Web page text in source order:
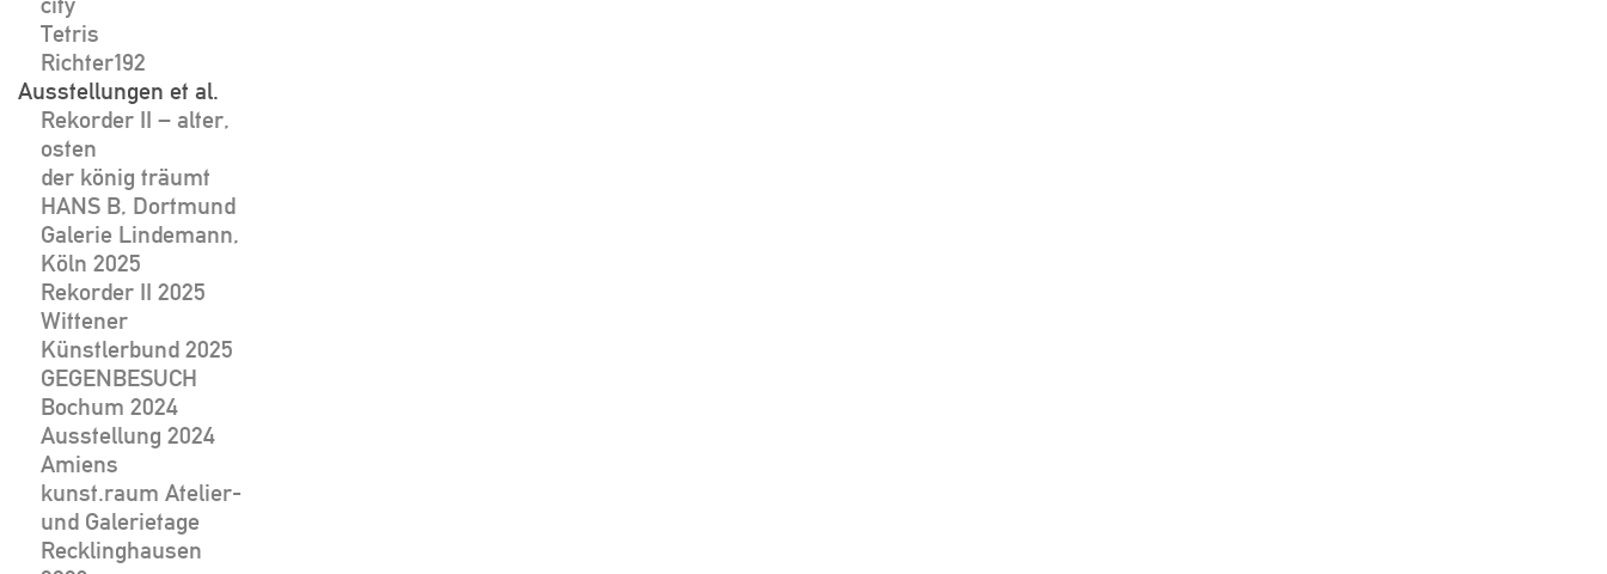
Tetris
Richter192
Ausstellungen et al.
Rekorder II – alter,
osten
der könig träumt
HANS B, Dortmund
Galerie Lindemann,
Köln 2025
Rekorder II 2025
Wittener
Künstlerbund 2025
GEGENBESUCH
Bochum 2024
Ausstellung 2024
Amiens
kunst.raum Atelier-
und Galerietage
Recklinghausen